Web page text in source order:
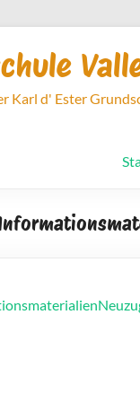
Karl d' Ester